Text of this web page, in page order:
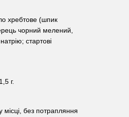
хребтове (шпик
чорний мелений,
стартові
г.
місці, без потрапляння